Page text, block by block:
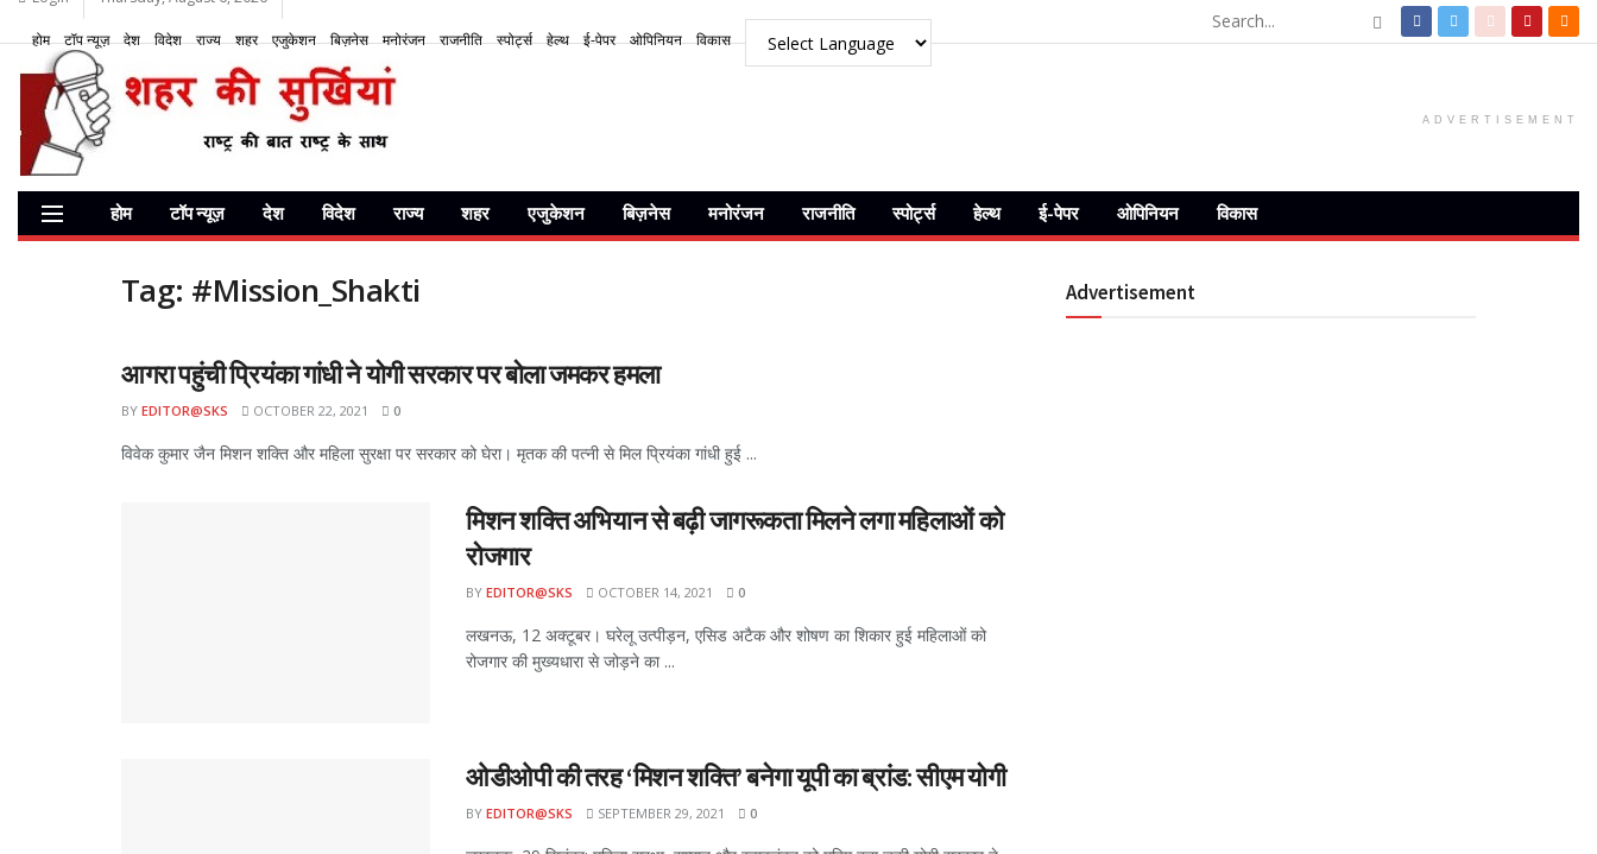
होम टॉप न्यूज़ देश विदेश राज्य शहर एजुकेशन बिज़नेस मनोरंजन राजनीति स्पोर्ट्स हेल्थ ई-पेपर ओपिनियन विकास
ADVERTISEMENT
होम टॉप न्यूज़ देश विदेश राज्य शहर एजुकेशन बिज़नेस मनोरंजन राजनीति स्पोर्ट्स हेल्थ ई-पेपर ओपिनियन विकास
Tag: #Mission_Shakti
आगरा पहुंची प्रियंका गांधी ने योगी सरकार पर बोला जमकर हमला
BY EDITOR@SKS OCTOBER 22, 2021 0
विवेक कुमार जैन मिशन शक्ति और महिला सुरक्षा पर सरकार को घेरा। मृतक की पत्नी से मिल प्रियंका गांधी हुई ...
मिशन शक्ति अभियान से बढ़ी जागरूकता मिलने लगा महिलाओं को
रोजगार
BY EDITOR@SKS OCTOBER 14, 2021 0
लखनऊ, 12 अक्‍टूबर। घरेलू उत्‍पीड़न, एसिड अटैक और शोषण का शिकार हुई महिलाओं को
रोजगार की मुख्‍यधारा से जोड़ने का ...
ओडीओपी की तरह ‘मिशन शक्ति’ बनेगा यूपी का ब्रांड: सीएम योगी
BY EDITOR@SKS SEPTEMBER 29, 2021 0
Advertisement